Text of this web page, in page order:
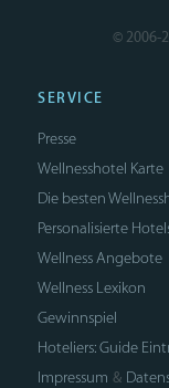
© 2006-
SERVICE
Presse
Wellnesshotel Karte
Die besten
Personalisierte
Wellness Angebote
Wellness Lexikon
Gewinnspiel
Hoteliers: Guide
Impressum &